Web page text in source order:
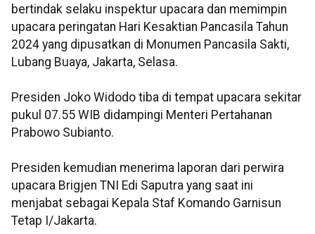
bertindak selaku inspektur upacara dan memimpin
upacara peringatan Hari Kesaktian Pancasila Tahun
2024 yang dipusatkan di Monumen Pancasila Sakti,
Lubang Buaya, Jakarta, Selasa.
Presiden Joko Widodo tiba di tempat upacara sekitar
pukul 07.55 WIB didampingi Menteri Pertahanan
Prabowo Subianto.
Presiden kemudian menerima laporan dari perwira
upacara Brigjen TNI Edi Saputra yang saat ini
menjabat sebagai Kepala Staf Komando Garnisun
Tetap I/Jakarta.